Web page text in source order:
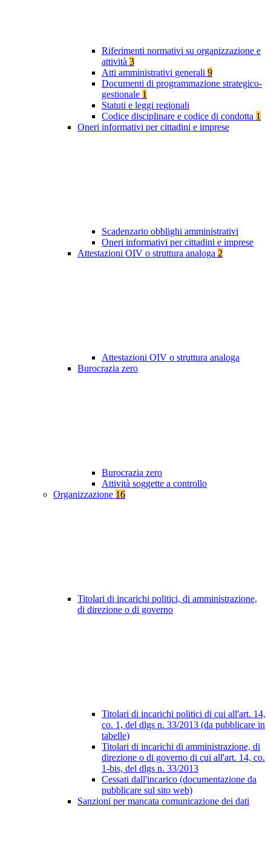
Riferimenti normativi su organizzazione e
attività 3
Atti amministrativi generali 9
Documenti di programmazione strategico-
gestionale 1
Statuti e leggi regionali
Codice disciplinare e codice di condotta 1
Oneri informativi per cittadini e imprese
Scadenzario obblighi amministrativi
Oneri informativi per cittadini e imprese
Attestazioni OIV o struttura analoga 2
Attestazioni OIV o struttura analoga
Burocrazia zero
Burocrazia zero
Attività soggette a controllo
Organizzazione 16
Titolari di incarichi politici, di amministrazione,
di direzione o di governo
Titolari di incarichi politici di cui all'art. 14,
co. 1, del dlgs n. 33/2013 (da pubblicare in
tabelle)
Titolari di incarichi di amministrazione, di
direzione o di governo di cui all'art. 14, co.
1-bis, del dlgs n. 33/2013
Cessati dall'incarico (documentazione da
pubblicare sul sito web)
Sanzioni per mancata comunicazione dei dati